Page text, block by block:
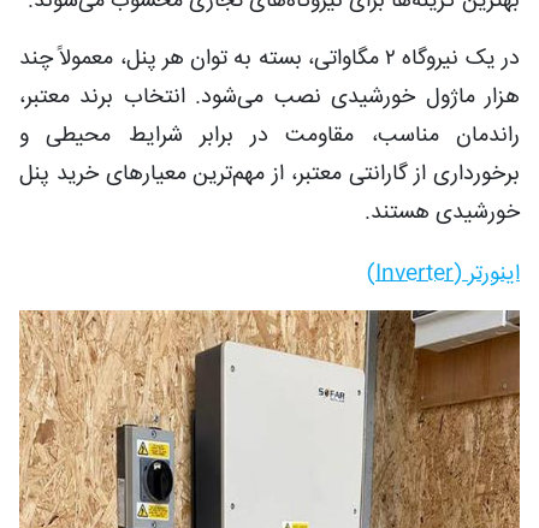
در یک نیروگاه ۲ مگاواتی، بسته به توان هر پنل، معمولاً چند
هزار ماژول خورشیدی نصب می‌شود. انتخاب برند معتبر،
راندمان مناسب، مقاومت در برابر شرایط محیطی و
برخورداری از گارانتی معتبر، از مهم‌ترین معیارهای خرید پنل
خورشیدی هستند.
اینورتر (Inverter)